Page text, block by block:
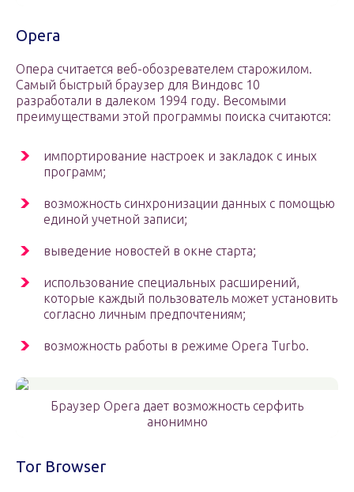
Opera
Опера считается веб-обозревателем старожилом.
Самый быстрый браузер для Виндовс 10
разработали в далеком 1994 году. Весомыми
преимуществами этой программы поиска считаются:
импортирование настроек и закладок с иных
программ;
возможность синхронизации данных с помощью
единой учетной записи;
выведение новостей в окне старта;
использование специальных расширений,
которые каждый пользователь может установить
согласно личным предпочтениям;
возможность работы в режиме Opera Turbo.
Браузер Opera дает возможность серфить
анонимно
Tor Browser